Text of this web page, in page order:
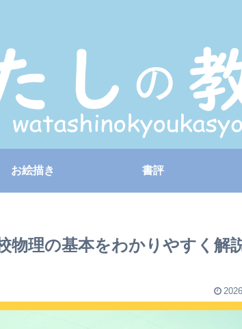
お絵描き 書評
物理の基本をわかりやすく解